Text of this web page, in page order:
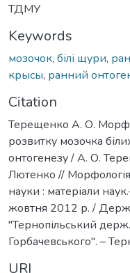
ТДМУ
Keywords
мозочок, білі щури,
крысы, ранний
Citation
Терещенко А. О.
розвитку мозочка
онтогенезу / А. О.
Лютенко // Морфологія
науки : матеріали
жовтня 2012 р. /
"Тернопільський
Горбачевського". –
URI